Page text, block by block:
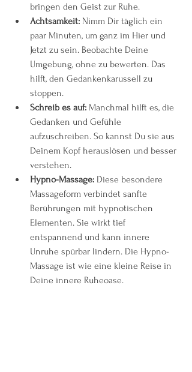
bringen den Geist zur Ruhe.
Achtsamkeit: Nimm Dir täglich ein
paar Minuten, um ganz im Hier und
Jetzt zu sein. Beobachte Deine
Umgebung, ohne zu bewerten. Das
hilft, den Gedankenkarussell zu
stoppen.
Schreib es auf: Manchmal hilft es, die
Gedanken und Gefühle
aufzuschreiben. So kannst Du sie aus
Deinem Kopf herauslösen und besser
verstehen.
Hypno-Massage: Diese besondere
Massageform verbindet sanfte
Berührungen mit hypnotischen
Elementen. Sie wirkt tief
entspannend und kann innere
Unruhe spürbar lindern. Die Hypno-
Massage ist wie eine kleine Reise in
Deine innere Ruheoase.